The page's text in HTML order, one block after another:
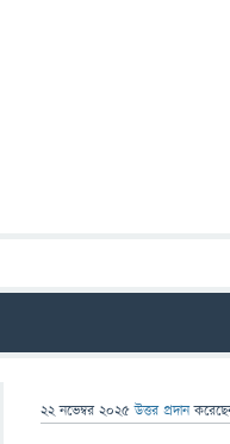
22 নভেম্বর 2025 উত্তর প্রদান